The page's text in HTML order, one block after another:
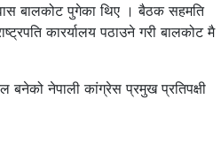
बालकोट पुगेका थिए । बैठक सहमति
कारर्यालय पठाउने गरी बालकोट मै
बनेको नेपाली कांग्रेस प्रमुख प्रतिपक्षी